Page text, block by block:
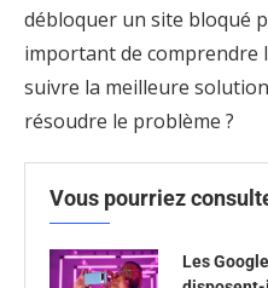
débloquer un site bloqué
important de comprendre
suivre la meilleure
résoudre le problème ?
Vous pourriez
Les